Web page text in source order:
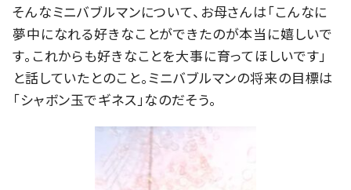
そんなミニバブルマンについて、お母さんは「こんなに
夢中になれる好きなことができたのが本当に嬉しいで
す。これからも好きなことを大事に育ってほしいです」
と話していたとのこと。ミニバブルマンの将来の目標は
「シャボン玉でギネス」なのだそう。